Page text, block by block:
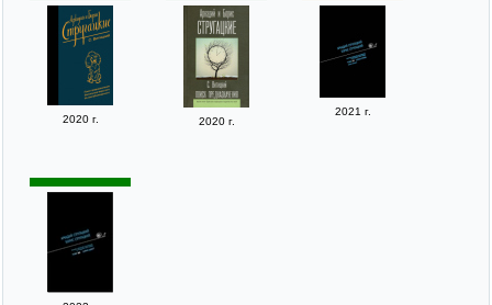
2020 г. 2020 г.
2021 г.